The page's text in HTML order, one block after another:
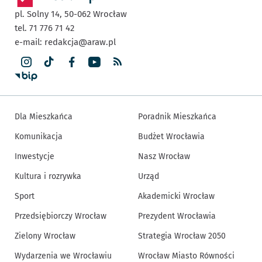
pl. Solny 14, 50-062 Wrocław
tel. 71 776 71 42
e-mail: redakcja@araw.pl
Dla Mieszkańca
Komunikacja
Inwestycje
Kultura i rozrywka
Sport
Przedsiębiorczy Wrocław
Zielony Wrocław
Wydarzenia we Wrocławiu
Poradnik Mieszkańca
Budżet Wrocławia
Nasz Wrocław
Urząd
Akademicki Wrocław
Prezydent Wrocławia
Strategia Wrocław 2050
Wrocław Miasto Równości